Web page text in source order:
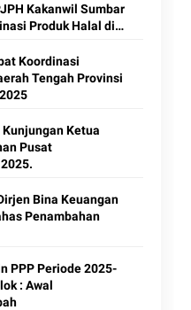
Kakanwil Sumbar
Produk Halal di
Koordinasi
Tengah Provinsi
Ketua
Pusat
Bina Keuangan
Penambahan
PPP Periode 2025-
: Awal